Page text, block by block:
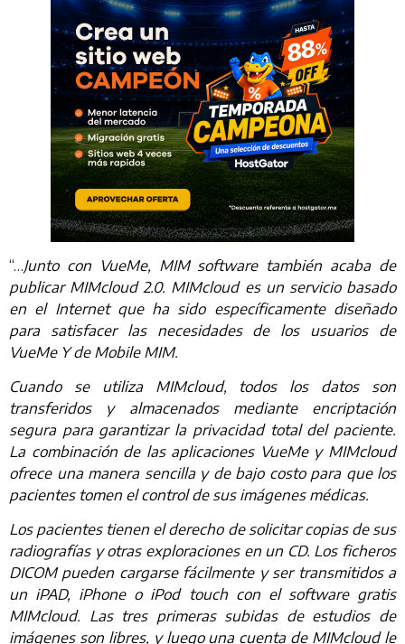
“…Junto con VueMe, MIM software también acaba de
publicar MIMcloud 2.0. MIMcloud es un servicio basado
en el Internet que ha sido específicamente diseñado
para satisfacer las necesidades de los usuarios de
VueMe Y de Mobile MIM.
Cuando se utiliza MIMcloud, todos los datos son
transferidos y almacenados mediante encriptación
segura para garantizar la privacidad total del paciente.
La combinación de las aplicaciones VueMe y MIMcloud
ofrece una manera sencilla y de bajo costo para que los
pacientes tomen el control de sus imágenes médicas.
Los pacientes tienen el derecho de solicitar copias de sus
radiografías y otras exploraciones en un CD. Los ficheros
DICOM pueden cargarse fácilmente y ser transmitidos a
un iPAD, iPhone o iPod touch con el software gratis
MIMcloud. Las tres primeras subidas de estudios de
imágenes son libres, y luego una cuenta de MIMcloud le